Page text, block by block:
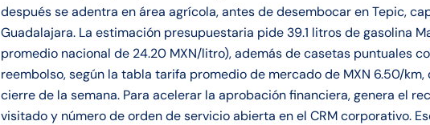
después se adentra en área agrícola, antes de desembocar en Tepic,
Guadalajara. La estimación presupuestaria pide 39.1 litros de gasolina
promedio nacional de 24.20 MXN/litro), además de casetas puntuales
reembolso, según la tabla tarifa promedio de mercado de MXN 6.50/
cierre de la semana. Para acelerar la aprobación financiera, genera el
visitado y número de orden de servicio abierta en el CRM corporativo.